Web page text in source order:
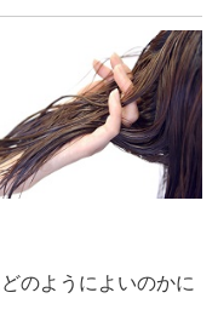
のようによいのかに